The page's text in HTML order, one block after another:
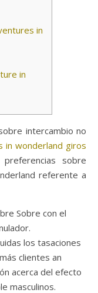
in
in
in wonderland giros
sobre
referente a
Sobre con el
los tasaciones
clientes an
acerca del efecto
masculinos.